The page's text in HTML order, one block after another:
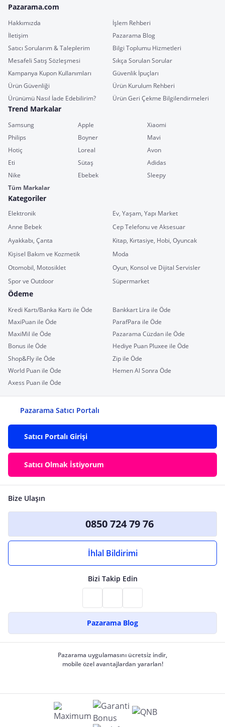
Pazarama.com
Hakkımızda
İşlem Rehberi
İletişim
Pazarama Blog
Satıcı Sorularım & Taleplerim
Bilgi Toplumu Hizmetleri
Mesafeli Satış Sözleşmesi
Sıkça Sorulan Sorular
Kampanya Kupon Kullanımları
Güvenlik İpuçları
Ürün Güvenliği
Ürün Kurulum Rehberi
Ürünümü Nasıl İade Edebilirim?
Ürün Geri Çekme Bilgilendirmeleri
Trend Markalar
Samsung Apple
Xiaomi
Philips
Boyner
Mavi
Hotiç
Loreal
Avon
Eti
Sütaş
Adidas
Nike
Ebebek
Sleepy
Tüm Markalar
Kategoriler
Elektronik
Ev, Yaşam, Yapı Market
Anne Bebek
Cep Telefonu ve Aksesuar
Ayakkabı, Çanta
Kitap, Kırtasiye, Hobi, Oyuncak
Kişisel Bakım ve Kozmetik
Moda
Otomobil, Motosiklet
Oyun, Konsol ve Dijital Servisler
Spor ve Outdoor
Süpermarket
Ödeme
Kredi Kartı/Banka Kartı ile Öde
Bankkart Lira ile Öde
MaxiPuan ile Öde
ParafPara ile Öde
MaxiMil ile Öde
Pazarama Cüzdan ile Öde
Bonus ile Öde
Hediye Puan Pluxee ile Öde
Shop&Fly ile Öde
Zip ile Öde
World Puan ile Öde
Hemen Al Sonra Öde
Axess Puan ile Öde
Pazarama Satıcı Portalı
Satıcı Portalı Girişi
Satıcı Olmak İstiyorum
Bize Ulaşın
0850 724 79 76
İhlal Bildirimi
Bizi Takip Edin
Pazarama Blog
Pazarama uygulamasını ücretsiz indir,
mobile özel avantajlardan yararlan!